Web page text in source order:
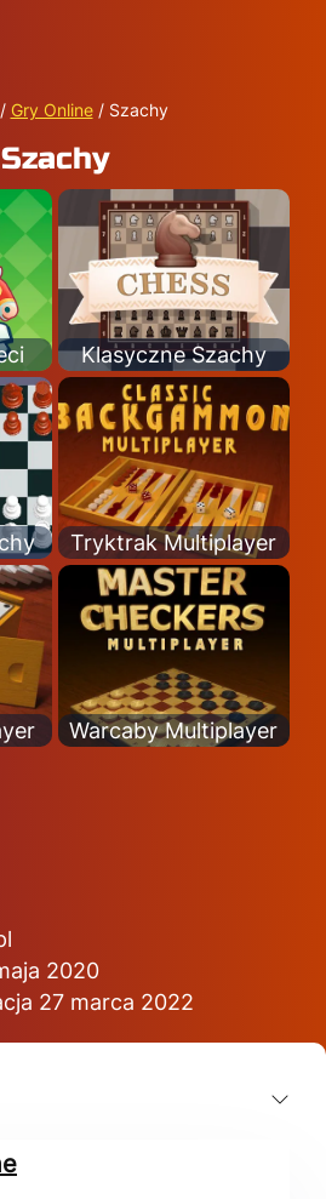
Gry Online/ Szachy
Szachy
Klasyczne Szachy
Tryktrak Multiplayer
Warcaby Multiplayer
2020
27 marca 2022